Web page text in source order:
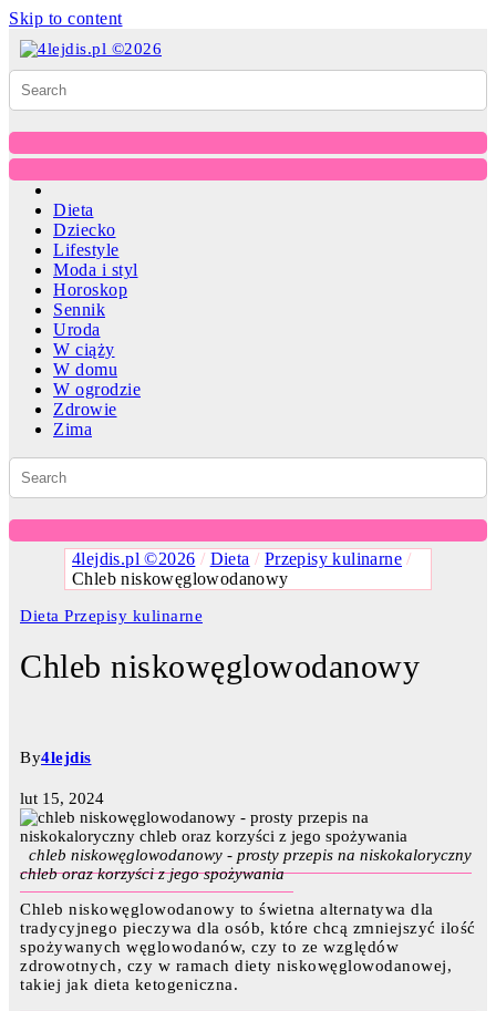
Skip to content
Dieta
Dziecko
Lifestyle
Moda i styl
Horoskop
Sennik
Uroda
W ciąży
W domu
W ogrodzie
Zdrowie
Zima
4lejdis.pl ©2026 / Dieta / Przepisy kulinarne /
Chleb niskowęglowodanowy
Dieta Przepisy kulinarne
Chleb niskowęglowodanowy
By4lejdis
lut 15, 2024
chleb niskowęglowodanowy - prosty przepis na niskokaloryczny
chleb oraz korzyści z jego spożywania
Chleb niskowęglowodanowy to świetna alternatywa dla
tradycyjnego pieczywa dla osób, które chcą zmniejszyć ilość
spożywanych węglowodanów, czy to ze względów
zdrowotnych, czy w ramach diety niskowęglowodanowej,
takiej jak dieta ketogeniczna.